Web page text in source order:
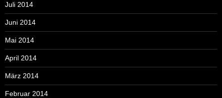
Juli 2014
Juni 2014
Mai 2014
April 2014
März 2014
Februar 2014